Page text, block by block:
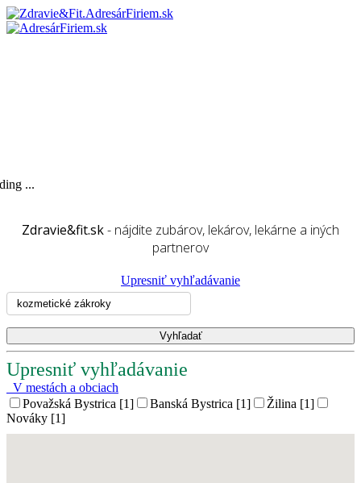
...
Zdravie&fit.sk- nájdite zubárov, lekárov, lekárne a iných
partnerov
Upresniť vyhľadávanie
Upresniť vyhľadávanie
V mestách a obciach
Považská Bystrica [1]
Banská Bystrica [1]
Žilina [1]
Nováky [1]